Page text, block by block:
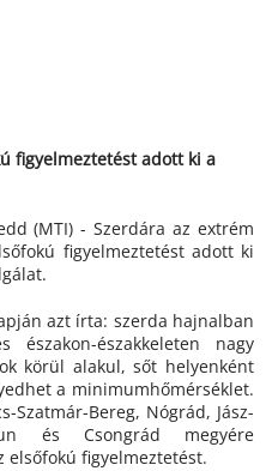
figyelmeztetést adott ki a
(MTI) - Szerdára az extrém
figyelmeztetést adott ki
azt írta: szerda hajnalban
északon-északkeleten nagy
körül alakul, sőt helyenként
a minimumhőmérséklet.
Szatmár-Bereg, Nógrád, Jász-
és Csongrád megyére
elsőfokú figyelmeztetést.